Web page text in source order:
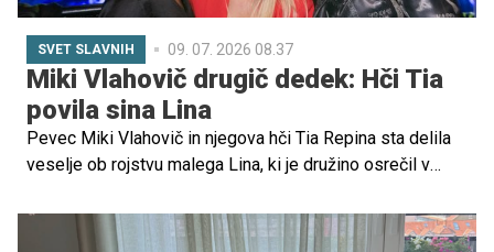
SVET SLAVNIH 09. 07. 2026 08.37
Miki Vlahovič drugič dedek: Hči Tia
povila sina Lina
Pevec Miki Vlahovič in njegova hči Tia Repina sta delila
veselje ob rojstvu malega Lina, ki je družino osrečil v